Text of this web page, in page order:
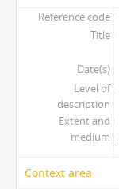
Reference code
Title
Date(s)
Level of
description
Extent and
medium
Context area